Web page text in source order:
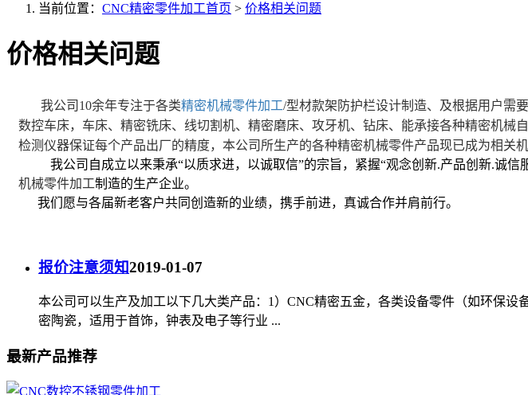
当前位置： CNC精密零件加工首页 > 价格相关问题
价格相关问题
我公司10余年专注于各类精密机械零件加工/型材款架防护栏设计制造、及根据用户需
数控车床，车床、精密铣床、线切割机、精密磨床、攻牙机、钻床、能承接各种精密机械
检测仪器保证每个产品出厂的精度，本公司所生产的各种精密机械零件产品现已成为相关
我公司自成立以来秉承“以质求进，以诚取信”的宗旨，紧握“观念创新.产品创新.诚
机械零件加工制造的生产企业。
我们愿与各届新老客户共同创造新的业绩，携手前进，真诚合作并肩前行。
报价注意须知2019-01-07
本公司可以生产及加工以下几大类产品：1）CNC精密五金，各类设备零件（如环保
密陶瓷，适用于首饰，钟表及电子等行业 ...
最新产品推荐